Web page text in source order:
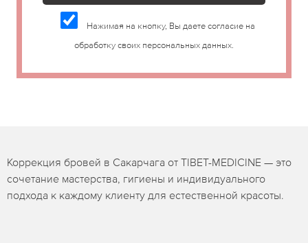
Нажимая на кнопку, Вы даете согласие на
обработку своих персональных данных.
Коррекция бровей в Сакарчага от TIBET-MEDICINE — это
сочетание мастерства, гигиены и индивидуального
подхода к каждому клиенту для естественной красоты.